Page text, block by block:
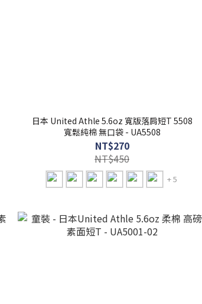
日本 United Athle 5.6oz 寬版落肩短T 5508
寬鬆純棉 無口袋 - UA5508
NT$270
NT$450
+ 5